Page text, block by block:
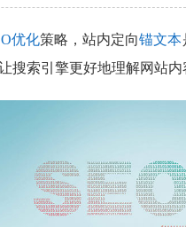
优化策略，站内定向锚文本
搜索引擎更好地理解网站内